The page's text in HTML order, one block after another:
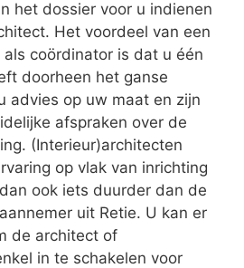
het dossier voor u indienen
Het voordeel van een
coördinator is dat u één
doorheen het ganse
advies op uw maat en zijn
afspraken over de
(Interieur)architecten
op vlak van inrichting
ook iets duurder dan de
uit Retie. U kan er
de architect of
in te schakelen voor